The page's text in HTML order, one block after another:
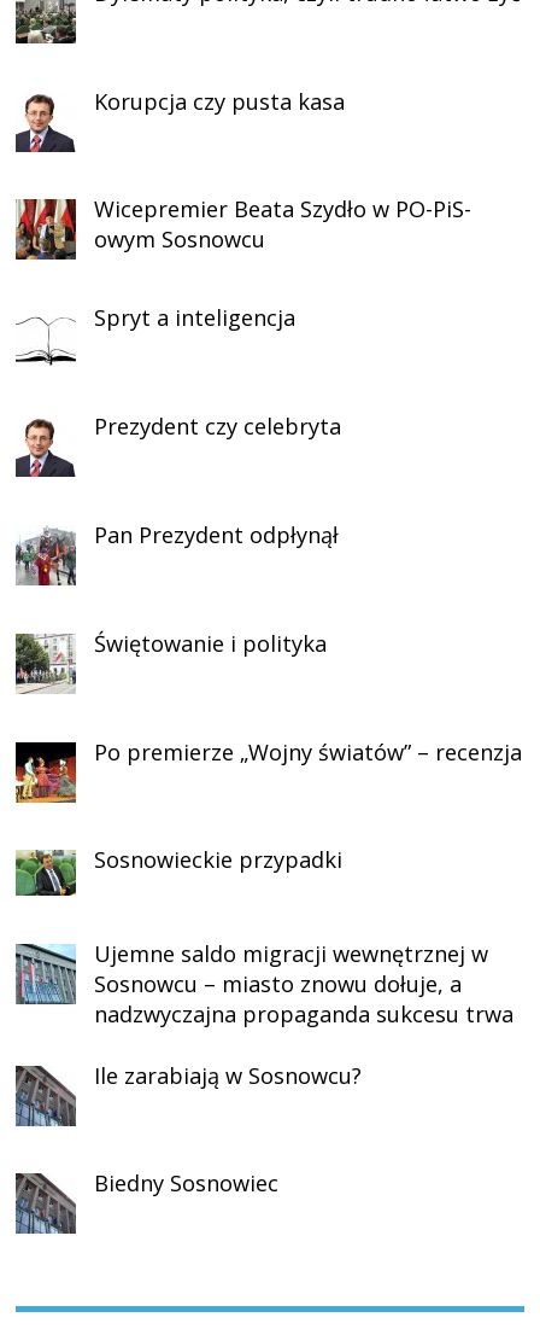
Korupcja czy pusta kasa
Wicepremier Beata Szydło w PO-PiS-
owym Sosnowcu
Spryt a inteligencja
Prezydent czy celebryta
Pan Prezydent odpłynął
Świętowanie i polityka
Po premierze „Wojny światów” – recenzja
Sosnowieckie przypadki
Ujemne saldo migracji wewnętrznej w
Sosnowcu – miasto znowu dołuje, a
nadzwyczajna propaganda sukcesu trwa
Ile zarabiają w Sosnowcu?
Biedny Sosnowiec